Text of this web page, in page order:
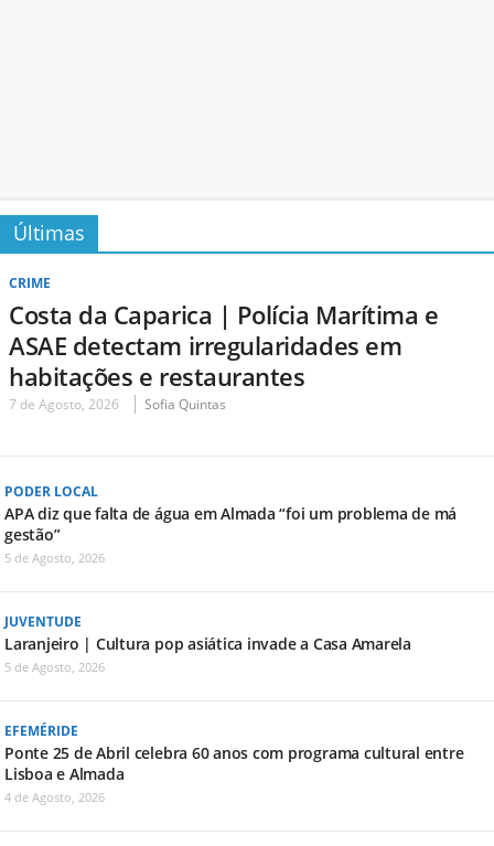
Últimas
CRIME
Costa da Caparica | Polícia Marítima e
ASAE detectam irregularidades em
habitações e restaurantes
7 de Agosto, 2026 Sofia Quintas
PODER LOCAL
APA diz que falta de água em Almada “foi um problema de má
gestão”
5 de Agosto, 2026
JUVENTUDE
Laranjeiro | Cultura pop asiática invade a Casa Amarela
5 de Agosto, 2026
EFEMÉRIDE
Ponte 25 de Abril celebra 60 anos com programa cultural entre
Lisboa e Almada
4 de Agosto, 2026